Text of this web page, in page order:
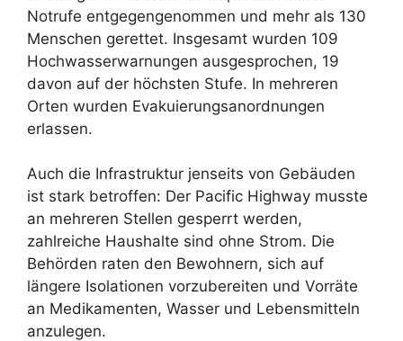
Notrufe entgegengenommen und mehr als 130
Menschen gerettet. Insgesamt wurden 109
Hochwasserwarnungen ausgesprochen, 19
davon auf der höchsten Stufe. In mehreren
Orten wurden Evakuierungsanordnungen
erlassen.
Auch die Infrastruktur jenseits von Gebäuden
ist stark betroffen: Der Pacific Highway musste
an mehreren Stellen gesperrt werden,
zahlreiche Haushalte sind ohne Strom. Die
Behörden raten den Bewohnern, sich auf
längere Isolationen vorzubereiten und Vorräte
an Medikamenten, Wasser und Lebensmitteln
anzulegen.